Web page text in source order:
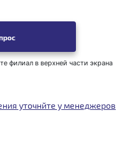
филиал в верхней части экрана
уточнйте у менеджеров